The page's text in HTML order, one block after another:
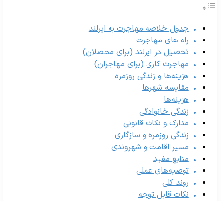
جدول خلاصه مهاجرت به ایرلند
راه های مهاجرت
تحصیل در ایرلند (برای محصلان)
مهاجرت کاری (برای مهاجران)
هزینه‌ها و زندگی روزمره
مقایسه شهرها
هزینه‌ها
زندگی خانوادگی
مدارک و نکات قانونی
زندگی روزمره و سازگاری
مسیر اقامت و شهروندی
منابع مفید
توصیه‌های عملی
روند کلی
نکات قابل توجه